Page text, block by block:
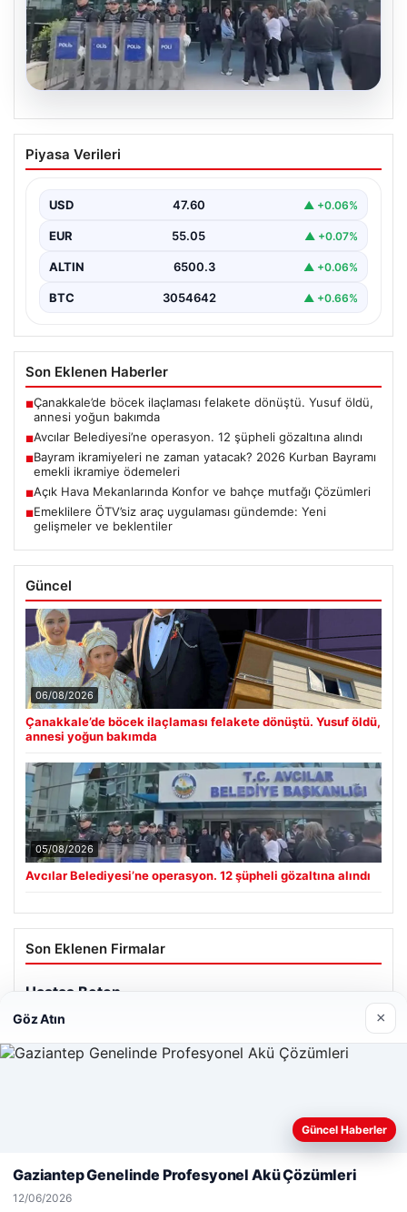
05.08.2026
Avcılar Belediyesi’ne operasyon. 12
şüpheli gözaltına alındı
Piyasa Verileri
USD 47.60 ▲ +0.06%
EUR 55.05 ▲ +0.07%
ALTIN 6500.3 ▲ +0.06%
BTC 3054642 ▲ +0.66%
Son Eklenen Haberler
■Çanakkale’de böcek ilaçlaması felakete dönüştü. Yusuf öldü,
annesi yoğun bakımda
■Avcılar Belediyesi’ne operasyon. 12 şüpheli gözaltına alındı
■Bayram ikramiyeleri ne zaman yatacak? 2026 Kurban Bayramı
emekli ikramiye ödemeleri
■Açık Hava Mekanlarında Konfor ve bahçe mutfağı Çözümleri
■Emeklilere ÖTV’siz araç uygulaması gündemde: Yeni
gelişmeler ve beklentiler
Güncel
06/08/2026
Çanakkale’de böcek ilaçlaması felakete dönüştü. Yusuf öldü,
annesi yoğun bakımda
05/08/2026
Avcılar Belediyesi’ne operasyon. 12 şüpheli gözaltına alındı
Son Eklenen Firmalar
Hastaş Beton
26/05/2026
Web sitemizi nasıl kullandığınızı daha iyi anlayabilmek,
deneyiminizi kişiselleştirmek ve geliştirmek amacıyla çerezler
Reddet
Göz Atın ×
Güncel Haberler
Gaziantep Genelinde Profesyonel Akü Çözümleri
12/06/2026Yeminli Tercüme Bürosu